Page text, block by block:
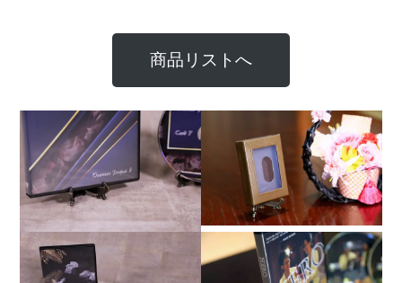
商品リストへ